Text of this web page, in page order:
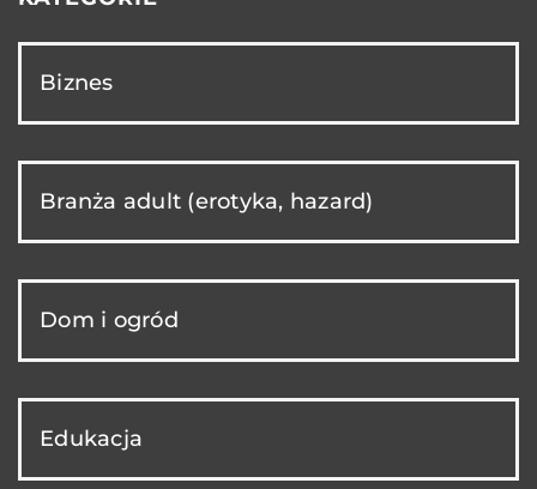
Biznes
Branża adult (erotyka, hazard)
Dom i ogród
Edukacja